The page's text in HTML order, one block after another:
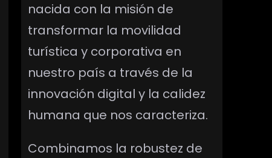
nacida con la misión de
transformar la movilidad
turística y corporativa en
nuestro país a través de la
innovación digital y la calidez
humana que nos caracteriza.
Combinamos la robustez de